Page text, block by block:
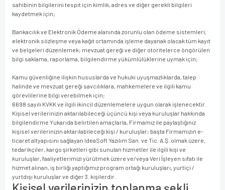
sahibinin bilgilerini tespit için kimlik, adres ve diğer gerekli bilgileri
kaydetmek için;
Bankacılık ve Elektronik Ödeme alanında zorunlu olan ödeme sistemleri,
elektronik sözleşme veya kağıt ortamında işleme dayanak olacak tüm kayıt
ve belgeleri düzenlemek; mevzuat gereği ve diğer otoritelerce öngörülen
bilgi saklama, raporlama, bilgilendirme yükümlülüklerine uymak için;
Kamu güvenliğine ilişkin hususlarda ve hukuki uyuşmazlıklarda, talep
halinde ve mevzuat gereği savcılıklara, mahkemelere ve ilgili kamu
görevlilerine bilgi verebilmek için;
6698 sayılı KVKK ve ilgili ikincil düzenlemelere uygun olarak işlenecektir.
Kişisel verilerinizin aktarılabileceği üçüncü kişi veya kuruluşlar hakkında
bilgilendirme Yukarıda belirtilen amaçlarla, Firmamız ile paylaştığınız
kişisel verilerinizin aktarılabileceği kişi / kuruluşlar; başta Firmamızın e-
ticaret altyapısını sağlayan IdeaSoft Yazılım San. ve Tic. A.Ş. olmak üzere,
tedarikçiler, kargo şirketleri gibi sunulan hizmetler ile ilgili kişi ve
kuruluşlar, faaliyetlerimizi yürütmek üzere ve/veya Veri İşleyen sıfatı ile
hizmet alınan, iş birliği yaptığımız program ortağı kuruluşları, yurtiçi /
yurtdışı kuruluşlar ve diğer 3. kişilerdir.